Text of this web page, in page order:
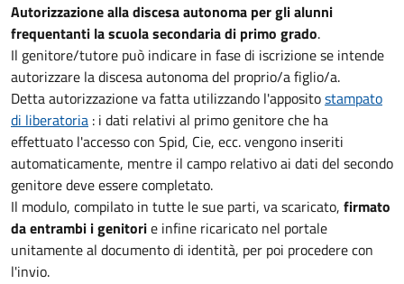
Autorizzazione alladiscesa autonoma per gli alunni
frequentanti la scuola secondaria di primo grado.
Il genitore/tutore può indicare in fase di iscrizione se intende
autorizzare la discesa autonoma del proprio/a figlio/a.
Detta autorizzazione va fatta utilizzando l'appositostampato
di liberatoria : i dati relativi al primo genitore che ha
effettuato l'accesso con Spid, Cie, ecc. vengono inseriti
automaticamente, mentre il campo relativo ai dati del secondo
genitore deve essere completato.
Il modulo, compilato in tutte le sue parti, va scaricato, firmato
da entrambi i genitorie infine ricaricato nel portale
unitamente al documento di identità, per poi procedere con
l'invio.